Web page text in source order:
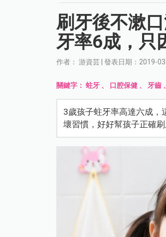
刷牙後不漱
牙率6成，只
作者： 游資芸 | 發表日期：2019-
關鍵字：蛀牙 、 口腔保健 、 牙齒
3歲孩子蛀牙率高達六成，
壞習慣，好好幫孩子正確